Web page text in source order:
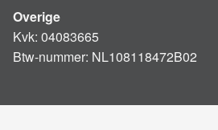
Overige
Kvk: 04083665
Btw-nummer: NL108118472B02